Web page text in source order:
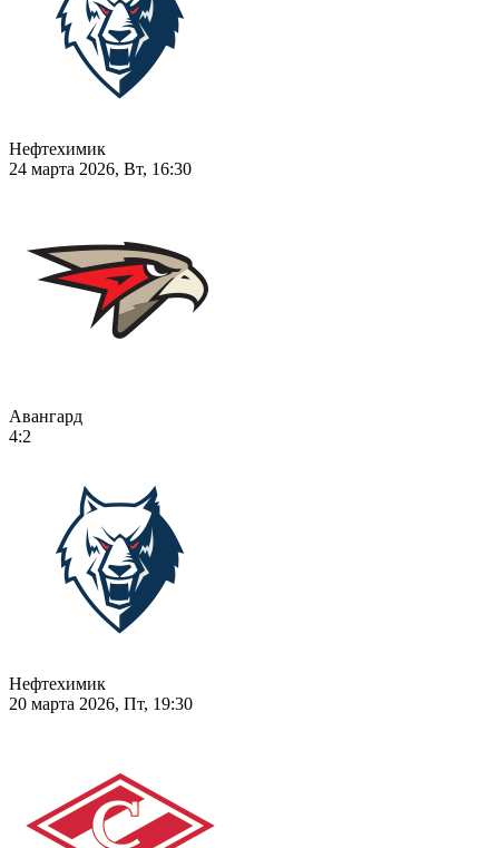
Нефтехимик
24 марта 2026, Вт, 16:30
Авангард
4:2
Нефтехимик
20 марта 2026, Пт, 19:30